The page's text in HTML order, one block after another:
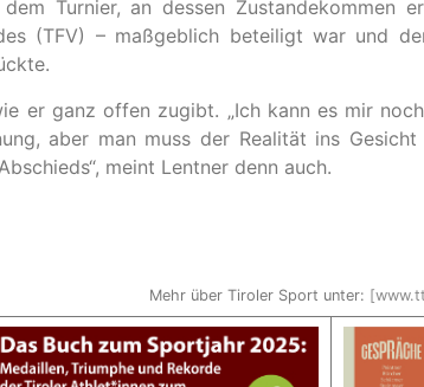
Turnier, an dessen Zustandekommen
(TFV) – maßgeblich beteiligt war und
er ganz offen zugibt. „Ich kann es mir
aber man muss der Realität ins
meint Lentner denn auch.
Mehr über Tiroler Sport unter: